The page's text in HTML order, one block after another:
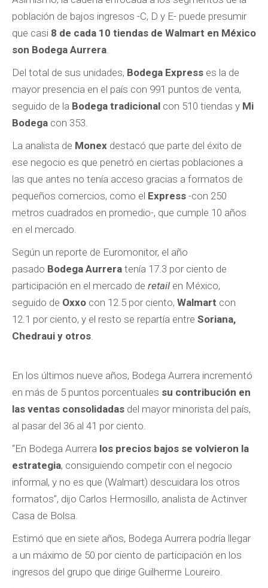
población de bajos ingresos -C, D y E- puede presumir
que casi 8 de cada 10 tiendas de Walmart en México
son Bodega Aurrera.
Del total de sus unidades, Bodega Express es la de
mayor presencia en el país con 991 puntos de venta,
seguido de la Bodega tradicional con 510 tiendas y Mi
Bodega con 353.
La analista de Monex destacó que parte del éxito de
ese negocio es que penetró en ciertas poblaciones a
las que antes no tenía acceso gracias a formatos de
pequeños comercios, como el Express -con 250
metros cuadrados en promedio-, que cumple 10 años
en el mercado.
Según un reporte de Euromonitor, el año
pasado Bodega Aurrera tenía 17.3 por ciento de
participación en el mercado de retail en México,
seguido de Oxxo con 12.5 por ciento, Walmart con
12.1 por ciento, y el resto se repartía entre Soriana,
Chedraui y otros.
En los últimos nueve años, Bodega Aurrera incrementó
en más de 5 puntos porcentuales su contribución en
las ventas consolidadas del mayor minorista del país,
al pasar del 36 al 41 por ciento.
“En Bodega Aurrera los precios bajos se volvieron la
estrategia, consiguiendo competir con el negocio
informal, y no es que (Walmart) descuidara los otros
formatos”, dijo Carlos Hermosillo, analista de Actinver
Casa de Bolsa.
Estimó que en siete años, Bodega Aurrera podría llegar
a un máximo de 50 por ciento de participación en los
ingresos del grupo que dirige Guilherme Loureiro.